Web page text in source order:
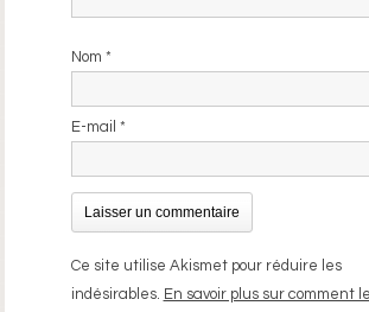
Nom *
E-mail *
Ce site utilise Akismet pour réduire les
indésirables. En savoir plus sur comment